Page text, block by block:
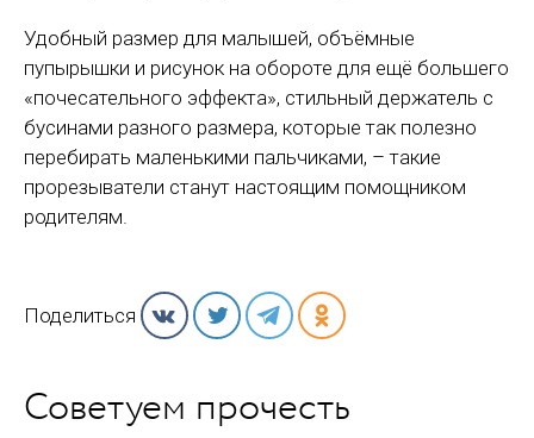
Удобный размер для малышей, объёмные
пупырышки и рисунок на обороте для ещё большего
«почесательного эффекта», стильный держатель с
бусинами разного размера, которые так полезно
перебирать маленькими пальчиками, – такие
прорезыватели станут настоящим помощником
родителям.
Поделиться
Советуем прочесть